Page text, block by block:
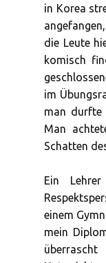
in Korea
die Leute
komisch
im
man durfte
Man
Schatten
Ein
einem
mein